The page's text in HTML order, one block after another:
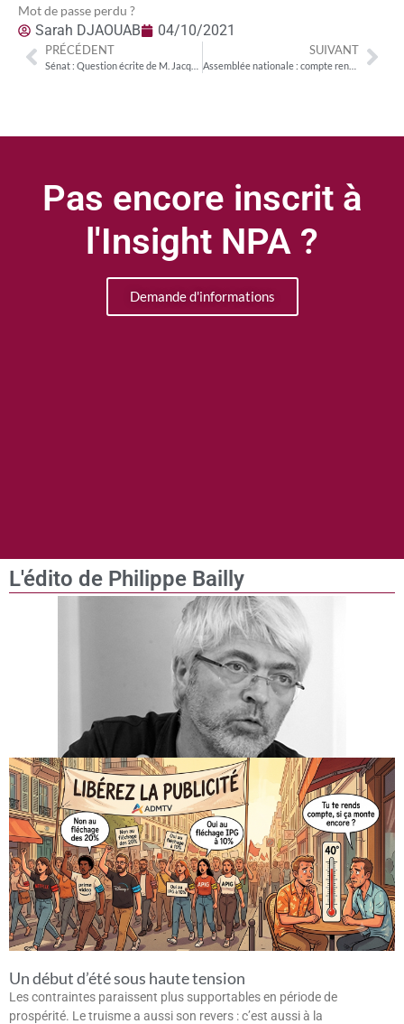
Mot de passe perdu ?
Sarah DJAOUAB 04/10/2021
PRÉCÉDENT SUIVANT
Assemblée nationale : compte rendu de l’audition de Joëlle Toledan et Benjamin Sabbah lors de la mission d’information sur l’application du droit voisin au bénéfice des agences
Pas encore inscrit à
l'Insight NPA ?
Demande d'informations
L'édito de Philippe Bailly
Un début d’été sous haute tension
Les contraintes paraissent plus supportables en période de
prospérité. Le truisme a aussi son revers : c’est aussi à la